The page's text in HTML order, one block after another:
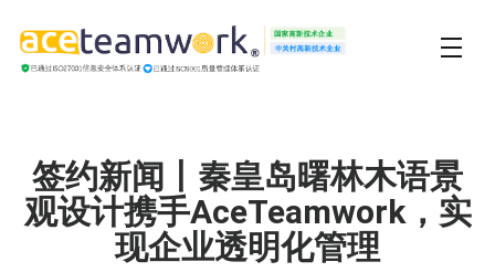
签约新闻丨秦皇岛曙林木语景
观设计携手AceTeamwork，实
现企业透明化管理